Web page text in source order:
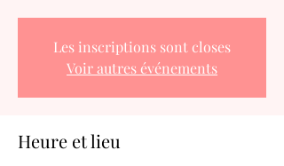
Les inscriptions sont closes
Voir autres événements
Heure et lieu